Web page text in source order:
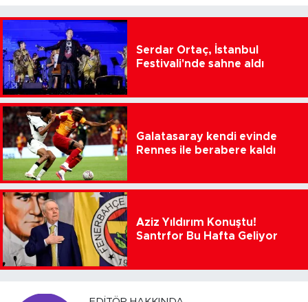
Serdar Ortaç, İstanbul
Festivali'nde sahne aldı
Galatasaray kendi evinde
Rennes ile berabere kaldı
Aziz Yıldırım Konuştu!
Santrfor Bu Hafta Geliyor